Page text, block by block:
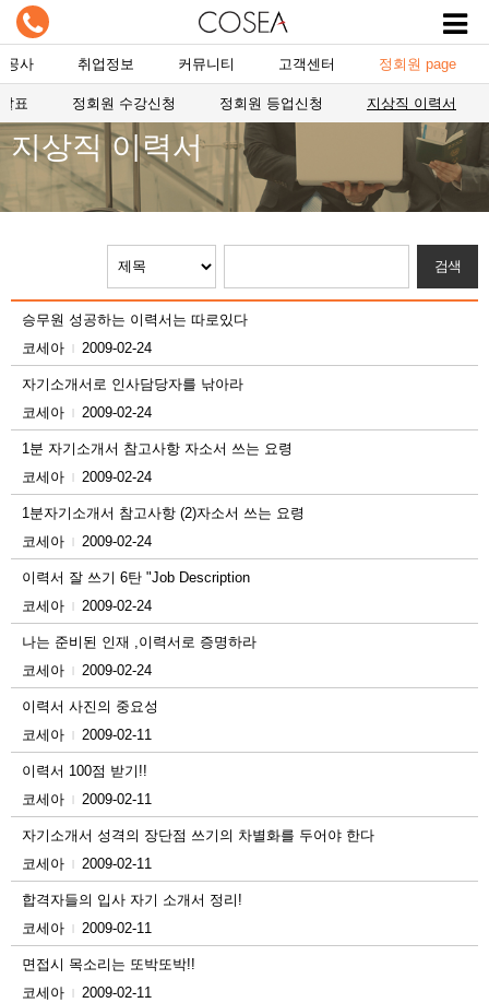
공사 취업정보 커뮤니티 고객센터 정회원 page
표 정회원 수강신청 정회원 등업신청 지상직 이력서
지상직 이력서
승무원 성공하는 이력서는 따로있다
코세아
2009-02-24
자기소개서로 인사담당자를 낚아라
코세아
2009-02-24
1분 자기소개서 참고사항 자소서 쓰는 요령
코세아
2009-02-24
1분자기소개서 참고사항 (2)자소서 쓰는 요령
코세아
2009-02-24
이력서 잘 쓰기 6탄 "Job Description
코세아
2009-02-24
나는 준비된 인재 ,이력서로 증명하라
코세아
2009-02-24
이력서 사진의 중요성
코세아
2009-02-11
이력서 100점 받기!!
코세아
2009-02-11
자기소개서 성격의 장단점 쓰기의 차별화를 두어야 한다
코세아
2009-02-11
합격자들의 입사 자기 소개서 정리!
코세아
2009-02-11
면접시 목소리는 또박또박!!
코세아
2009-02-11